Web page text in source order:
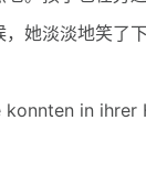
她淡淡地笑了
in ihrer